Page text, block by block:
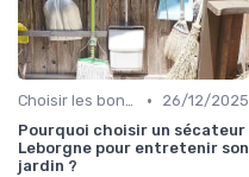
Choisir les bons outils •
26/12/2025
Pourquoi choisir un sécateur
Leborgne pour entretenir son
jardin ?